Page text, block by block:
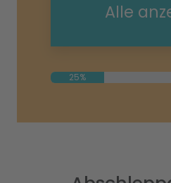
Alle
25%